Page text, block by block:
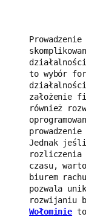
to wybór
założenie
również
Jednak
rozliczenia
czasu,
biurem
pozwala
rozwijaniu
Wołominie